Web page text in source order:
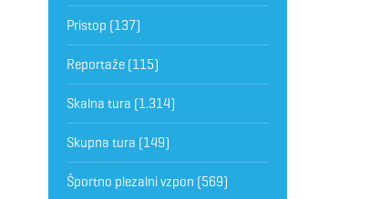
Pristop (137)
Reportaže(115)
Skalna tura (1.314)
Skupna tura (149)
Športno plezalni vzpon (569)